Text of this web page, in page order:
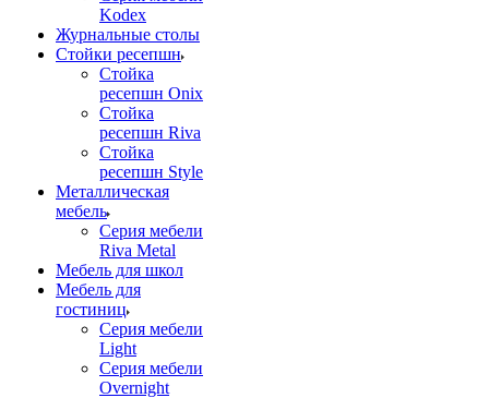
Kodex
Журнальные столы
Стойки ресепшн
Стойка
ресепшн Onix
Стойка
ресепшн Riva
Стойка
ресепшн Style
Металлическая
мебель
Серия мебели
Riva Metal
Мебель для школ
Мебель для
гостиниц
Серия мебели
Light
Серия мебели
Overnight